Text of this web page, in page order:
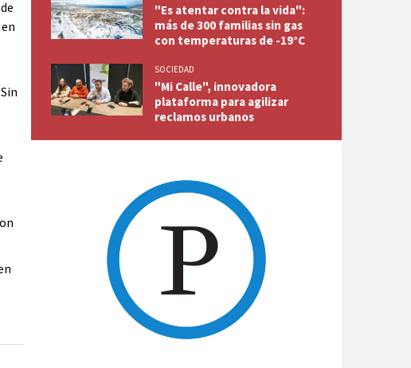
"Es atentar contra la vida":
más de 300 familias sin gas
con temperaturas de -19°C
SOCIEDAD
"Mi Calle", innovadora
plataforma para agilizar
reclamos urbanos